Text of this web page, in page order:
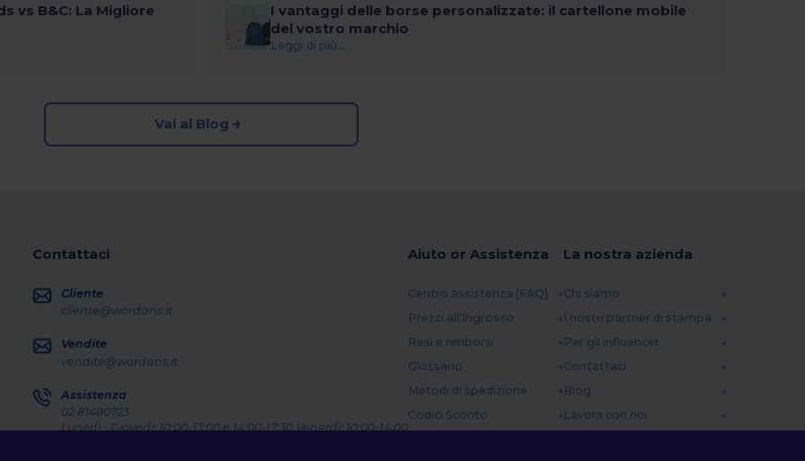
vs B&C: La Migliore
I vantaggi delle borse personalizzate: il cartellone mobile
del vostro marchio
Leggi di più...
Vai al Blog
Contattaci
Cliente
cliente@wordans.it
Vendite
vendite@wordans.it
Assistenza
02 81480723
Lunedì - Giovedì: 10:00-13:00 e 14:00-17:30 Venerdì: 10:00-14:00
Aiuto or Assistenza
Centro assistenza (FAQ)
Prezzi all'Ingrosso
Resi e rimborsi
Glossario
Metodi di spedizione
Codici Sconto
La nostra azienda
Chi siamo
I nostri partner di stampa
Per gli influencer
Contattaci
Blog
Lavora con noi